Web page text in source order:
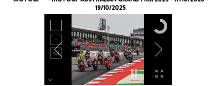
19/10/2025